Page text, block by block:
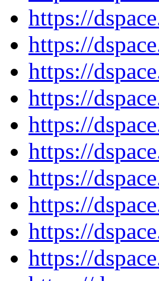
https://
https://
https://
https://
https://
https://
https://
https://
https://
https://